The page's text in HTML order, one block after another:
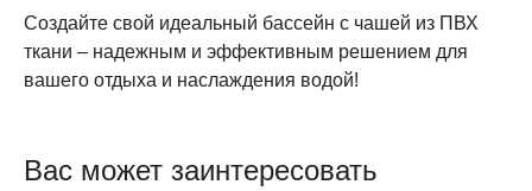
Создайте свой идеальный бассейн с чашей из ПВХ
ткани – надежным и эффективным решением для
вашего отдыха и наслаждения водой!
Вас может заинтересовать